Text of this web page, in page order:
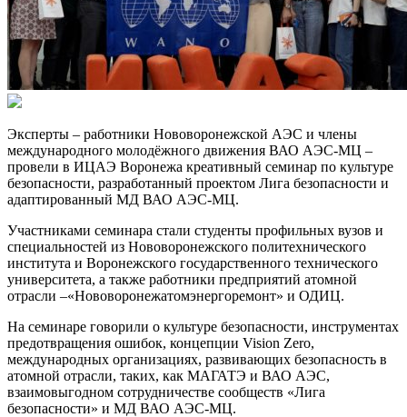
Эксперты – работники Нововоронежской АЭС и члены
международного молодёжного движения ВАО АЭС-МЦ –
провели в ИЦАЭ Воронежа креативный семинар по культуре
безопасности, разработанный проектом Лига безопасности и
адаптированный МД ВАО АЭС-МЦ.
Участниками семинара стали студенты профильных вузов и
специальностей из Нововоронежского политехнического
института и Воронежского государственного технического
университета, а также работники предприятий атомной
отрасли –«Нововоронежатомэнергоремонт» и ОДИЦ.
На семинаре говорили о культуре безопасности, инструментах
предотвращения ошибок, концепции Vision Zero,
международных организациях, развивающих безопасность в
атомной отрасли, таких, как МАГАТЭ и ВАО АЭС,
взаимовыгодном сотрудничестве сообществ «Лига
безопасности» и МД ВАО АЭС-МЦ.